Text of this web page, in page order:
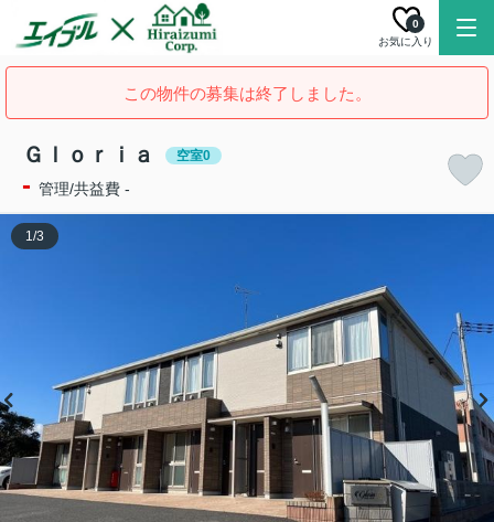
お気に入り
0
この物件の募集は終了しました。
Ｇｌｏｒｉａ 空室0
- 管理/共益費 -
1/3